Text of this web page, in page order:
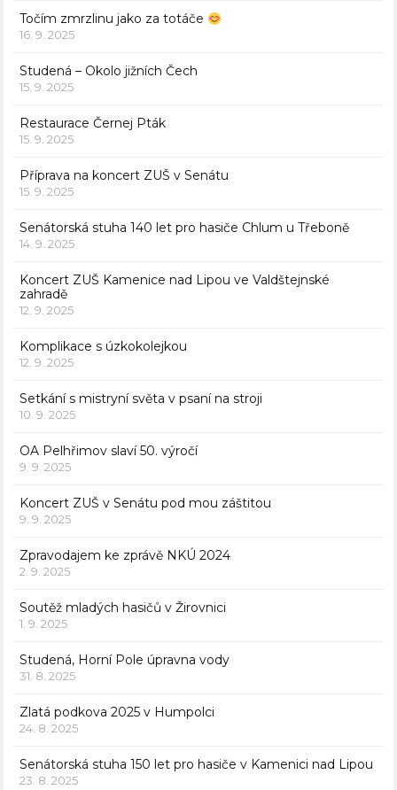
Točím zmrzlinu jako za totáče
16. 9. 2025
Studená – Okolo jižních Čech
15. 9. 2025
Restaurace Černej Pták
15. 9. 2025
Příprava na koncert ZUŠ v Senátu
15. 9. 2025
Senátorská stuha 140 let pro hasiče Chlum u Třeboně
14. 9. 2025
Koncert ZUŠ Kamenice nad Lipou ve Valdštejnské
zahradě
12. 9. 2025
Komplikace s úzkokolejkou
12. 9. 2025
Setkání s mistryní světa v psaní na stroji
10. 9. 2025
OA Pelhřimov slaví 50. výročí
9. 9. 2025
Koncert ZUŠ v Senátu pod mou záštitou
9. 9. 2025
Zpravodajem ke zprávě NKÚ 2024
2. 9. 2025
Soutěž mladých hasičů v Žirovnici
1. 9. 2025
Studená, Horní Pole úpravna vody
31. 8. 2025
Zlatá podkova 2025 v Humpolci
24. 8. 2025
Senátorská stuha 150 let pro hasiče v Kamenici nad Lipou
23. 8. 2025